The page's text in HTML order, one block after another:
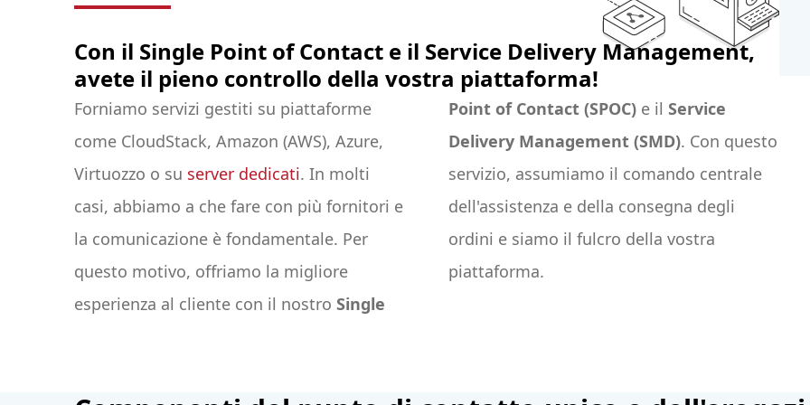
Con il Single Point of Contact e il Service Delivery Management,
avete il pieno controllo della vostra piattaforma!
Forniamo servizi gestiti su piattaforme
come CloudStack, Amazon (AWS), Azure,
Virtuozzo o su server dedicati. In molti
casi, abbiamo a che fare con più fornitori e
la comunicazione è fondamentale. Per
questo motivo, offriamo la migliore
esperienza al cliente con il nostro Single
Point of Contact (SPOC) e il Service
Delivery Management (SMD). Con questo
servizio, assumiamo il comando centrale
dell'assistenza e della consegna degli
ordini e siamo il fulcro della vostra
piattaforma.